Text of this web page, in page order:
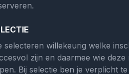
selecteren willekeurig welke
zijn en daarmee wie deze
Bij selectie ben je verplicht